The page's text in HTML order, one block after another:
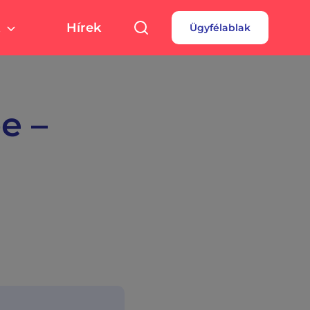
Hírek Ügyfélablak
–